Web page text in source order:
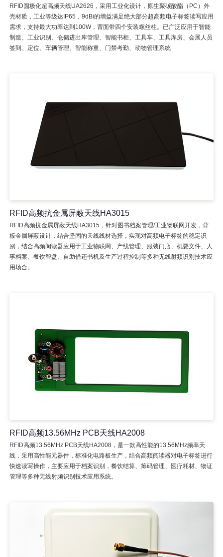
RFID圆极化超高频天线UA2626，采用工业化设计，原生聚碳酸酯（PC）外
壳材质，工业等级达IP65，9dBi的增益满足绝大部分超高频电子标签读写应用
需求，支持最大功率达到100W，背面带四个安装螺丝柱。已广泛应用于智能
制造、工业识别、仓储进出库管理、智能书柜、工具车、工具库房、会展人员
签到、定位、车辆管理、智能称重、门禁考勤、动物管理系统
RFID高频抗金属屏蔽天线HA3015
RFID高频抗金属屏蔽天线HA3015，针对图书档案管理/工业物联网开发，背
板金属屏蔽设计，结合坚固的天线线材选择，实现对高频电子标签的稳定识
别，结合高频阅读器应用于工业物联网、产线管理、服装门店、机要文件、人
事档案、餐饮智盘、自助借还书机及生产过程控制等多种无线射频识别技术应
用场合。
RFID高频13.56MHz PCB天线HA2008
RFID高频13.56MHz PCB天线HA2008，是一款高性能的13.56MHz频率天
线，采用高性能元器件，标准化电路板生产，结合高频阅读器对电子标签进行
快速读写操作，主要应用于档案识别，餐饮结算、筹码管理、医疗耗材、物证
管理等多种无线射频识别技术应用系统。